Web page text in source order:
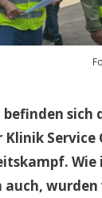
befinden sich
Service
Wie
auch,